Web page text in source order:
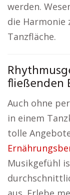
werden.
die Harmonie
Tanzfläche.
fließenden
Auch ohne
in einem
tolle
Musikgefühl